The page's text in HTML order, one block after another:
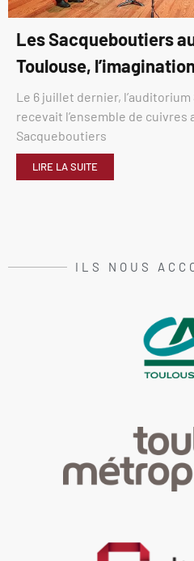
Les Sacqueboutiers
Toulouse,
Le 6 juillet dernier,
recevait l’ensemble de cuivres
Sacqueboutiers
LIRE LA SUITE
ILS NOUS